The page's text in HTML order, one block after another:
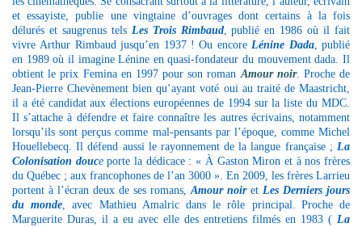
et essayiste, publie une vingtaine d’ouvrages dont certains à la fois
délurés et saugrenus tels Les Trois Rimbaud, publié en 1986 où il fait
vivre Arthur Rimbaud jusqu’en 1937 ! Ou encoreLénine Dada, publié
en 1989 où il imagine Lénine en quasi-fondateur du mouvement dada. Il
obtient le prix Femina en 1997 pour son romanAmour noir. Proche de
Jean-Pierre Chevènement bien qu’ayant voté oui au traité de Maastricht,
il a été candidat aux élections européennes de 1994 sur la liste du MDC.
Il s’attache à défendre et faire connaître les autres écrivains, notamment
lorsqu’ils sont perçus comme mal-pensants par l’époque, comme Michel
Houellebecq. Il défend aussi le rayonnement de la langue française ; La
Colonisation douceporte la dédicace : « À Gaston Miron et à nos frères
du Québec ; aux francophones de l’an 3000 ». En 2009, les frères Larrieu
portent à l’écran deux de ses romans,Amour noiret Les Derniers jours
du monde, avec Mathieu Amalric dans le rôle principal. Proche de
Marguerite Duras, il a eu avec elle des entretiens filmés en 1983 ( La